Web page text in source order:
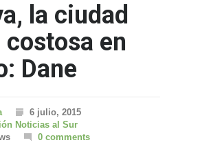
la ciudad
costosa en
Dane
6 julio, 2015
Noticias al Sur
0 comments